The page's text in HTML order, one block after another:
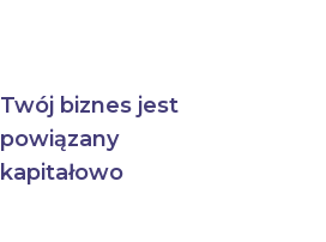
Twój biznes jest
powiązany
kapitałowo